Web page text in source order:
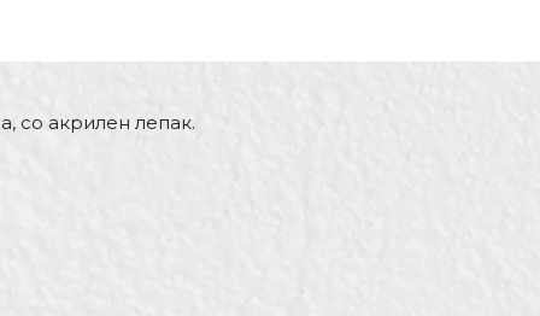
со акрилен лепак.